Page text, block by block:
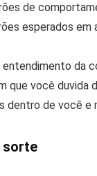
de
esperados em
da
que você duvida
dentro de você e
sorte